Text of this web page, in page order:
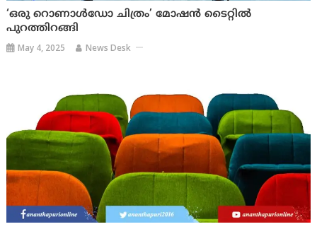
‘ഒരു റൊണാൾഡോ ചിത്രം’ മോഷൻ ടൈറ്റിൽ
പുറത്തിറങ്ങി
May 4, 2025 News Desk